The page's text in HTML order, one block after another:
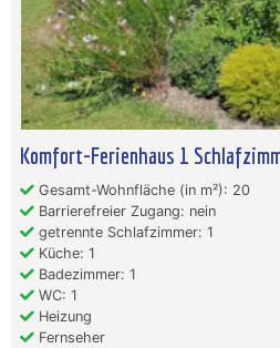
Komfort-Ferienhaus 1
Gesamt-Wohnfläche (in m²): 20
Barrierefreier Zugang: nein
getrennte Schlafzimmer: 1
Küche: 1
Badezimmer: 1
WC: 1
Heizung
Fernseher